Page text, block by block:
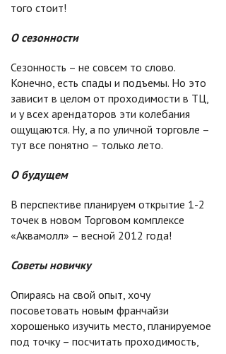
того стоит!
О сезонности
Сезонность – не совсем то слово.
Конечно, есть спады и подъемы. Но это
зависит в целом от проходимости в ТЦ,
и у всех арендаторов эти колебания
ощущаются. Ну, а по уличной торговле –
тут все понятно – только лето.
О будущем
В перспективе планируем открытие 1-2
точек в новом Торговом комплексе
«Аквамолл» – весной 2012 года!
Советы новичку
Опираясь на свой опыт, хочу
посоветовать новым франчайзи
хорошенько изучить место, планируемое
под точку – посчитать проходимость,